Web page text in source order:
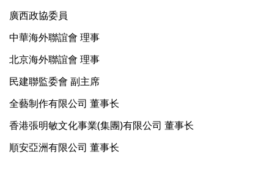
廣西政協委員
中華海外聯誼會 理事
北京海外聯誼會 理事
民建聯監委會 副主席
全藝制作有限公司 董事长
香港張明敏文化事業(集團)有限公司 董事长
順安亞洲有限公司 董事长